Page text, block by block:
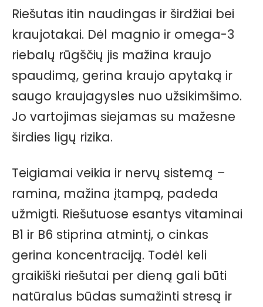
Riešutas itin naudingas ir širdžiai bei
kraujotakai. Dėl magnio ir omega-3
riebalų rūgščių jis mažina kraujo
spaudimą, gerina kraujo apytaką ir
saugo kraujagysles nuo užsikimšimo.
Jo vartojimas siejamas su mažesne
širdies ligų rizika.
Teigiamai veikia ir nervų sistemą –
ramina, mažina įtampą, padeda
užmigti. Riešutuose esantys vitaminai
B1 ir B6 stiprina atmintį, o cinkas
gerina koncentraciją. Todėl keli
graikiški riešutai per dieną gali būti
natūralus būdas sumažinti stresą ir